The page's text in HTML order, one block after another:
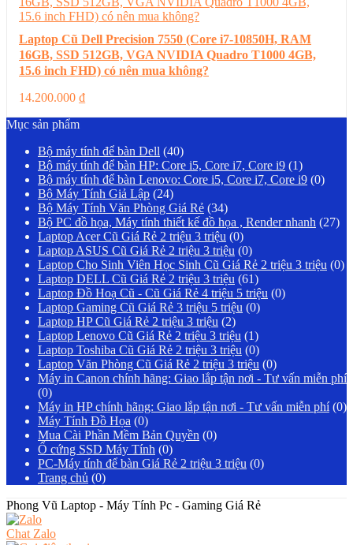
Laptop Cũ Dell Precision 7550 (Core i7-10850H, RAM
16GB, SSD 512GB, VGA NVIDIA Quadro T1000 4GB,
15.6 inch FHD) có nên mua không?
14.200.000 ₫
Mục sản phẩm
Bộ máy tính để bàn Dell (40)
Bộ máy tính để bàn HP: Core i5, Core i7, Core i9 (1)
Bộ máy tính để bàn Lenovo: Core i5, Core i7, Core i9 (0)
Bộ Máy Tính Giả Lập (24)
Bộ Máy Tính Văn Phòng Giá Rẻ (34)
Bộ PC đồ họa, Máy tính thiết kế đồ họa , Render nhanh (27)
Laptop Acer Cũ Giá Rẻ 2 triệu 3 triệu (0)
Laptop ASUS Cũ Giá Rẻ 2 triệu 3 triệu (0)
Laptop Cho Sinh Viên Học Sinh Cũ Giá Rẻ 2 triệu 3 triệu (0)
Laptop DELL Cũ Giá Rẻ 2 triệu 3 triệu (61)
Laptop Đồ Hoạ Cũ - Cũ Giá Rẻ 4 triệu 5 triệu (0)
Laptop Gaming Cũ Giá Rẻ 3 triệu 5 triệu (0)
Laptop HP Cũ Giá Rẻ 2 triệu 3 triệu (2)
Laptop Lenovo Cũ Giá Rẻ 2 triệu 3 triệu (1)
Laptop Toshiba Cũ Giá Rẻ 2 triệu 3 triệu (0)
Laptop Văn Phòng Cũ Giá Rẻ 2 triệu 3 triệu (0)
Máy in Canon chính hãng: Giao lắp tận nơi - Tư vấn miễn phí
(0)
Máy in HP chính hãng: Giao lắp tận nơi - Tư vấn miễn phí (0)
Máy Tính Đồ Họa (0)
Mua Cài Phần Mềm Bản Quyền (0)
Ổ cứng SSD Máy Tính (0)
PC-Máy tính để bàn Giá Rẻ 2 triệu 3 triệu (0)
Trang chủ (0)
Phong Vũ Laptop - Máy Tính Pc - Gaming Giá Rẻ
Chat Zalo